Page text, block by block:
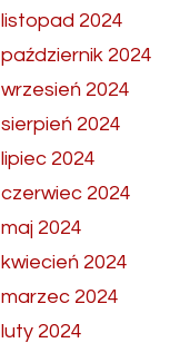
listopad 2024
październik 2024
wrzesień 2024
sierpień 2024
lipiec 2024
czerwiec 2024
maj 2024
kwiecień 2024
marzec 2024
luty 2024